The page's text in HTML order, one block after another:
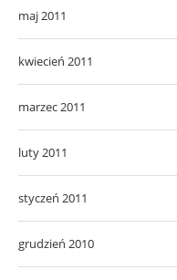
maj 2011
kwiecień 2011
marzec 2011
luty 2011
styczeń 2011
grudzień 2010